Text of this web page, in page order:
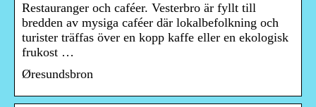
Restauranger och caféer. Vesterbro är fyllt till
bredden av mysiga caféer där lokalbefolkning och
turister träffas över en kopp kaffe eller en ekologisk
frukost …
Øresundsbron